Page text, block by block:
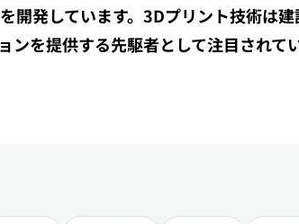
開発しています。3Dプリント技術は
を提供する先駆者として注目されてい